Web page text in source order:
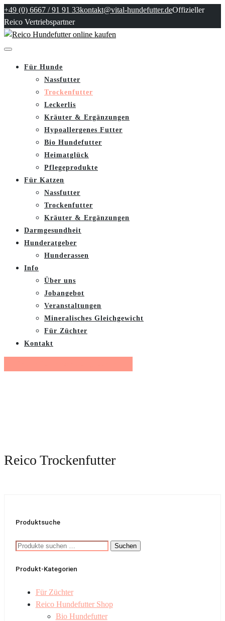
+49 (0) 6667 / 91 91 33kontakt@vital-hundefutter.deOffizieller
Reico Vertriebspartner
Für Hunde
Nassfutter
Trockenfutter
Leckerlis
Kräuter & Ergänzungen
Hypoallergenes Futter
Bio Hundefutter
Heimatglück
Pflegeprodukte
Für Katzen
Nassfutter
Trockenfutter
Kräuter & Ergänzungen
Darmgesundheit
Hunderatgeber
Hunderassen
Info
Über uns
Jobangebot
Veranstaltungen
Mineralisches Gleichgewicht
Für Züchter
Kontakt
Reico Trockenfutter
Produktsuche
Suchen
Suchen
Produkt-Kategorien
Für Züchter
Reico Hundefutter Shop
Bio Hundefutter